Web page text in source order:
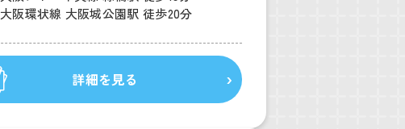
大阪環状線 大阪城公園駅 徒歩20分
詳細を見る